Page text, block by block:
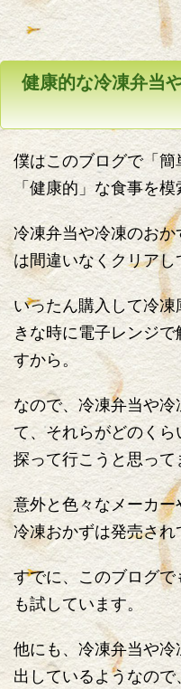
健康的な冷凍弁当
僕はこのブログで「簡
「健康的」な食事を
冷凍弁当や冷凍のお
は間違いなくクリア
いったん購入して冷
きな時に電子レンジ
すから。
なので、冷凍弁当や
て、それらがどのく
探って行こうと思って
意外と色々なメーカ
冷凍おかずは発売され
すでに、このブログで
も試しています。
他にも、冷凍弁当や
出しているようなの